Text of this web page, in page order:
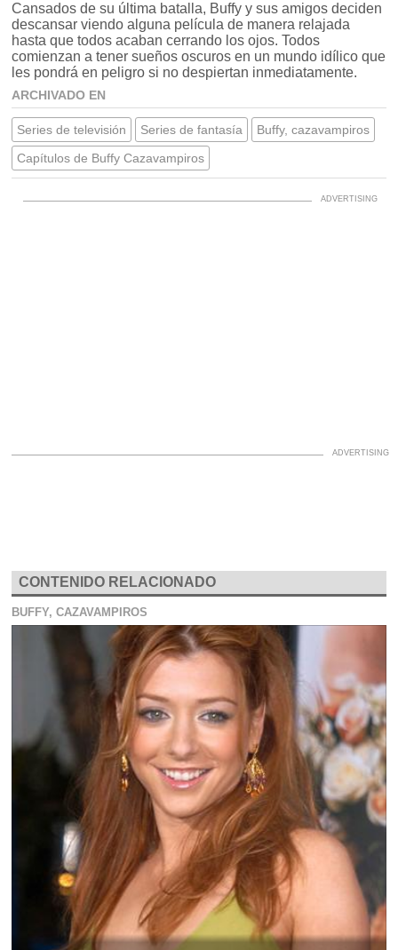
Cansados de su última batalla, Buffy y sus amigos deciden
descansar viendo alguna película de manera relajada
hasta que todos acaban cerrando los ojos. Todos
comienzan a tener sueños oscuros en un mundo idílico que
les pondrá en peligro si no despiertan inmediatamente.
ARCHIVADO EN
Series de televisión Series de fantasía
Buffy, cazavampiros
Capítulos de Buffy Cazavampiros
CONTENIDO RELACIONADO
BUFFY, CAZAVAMPIROS